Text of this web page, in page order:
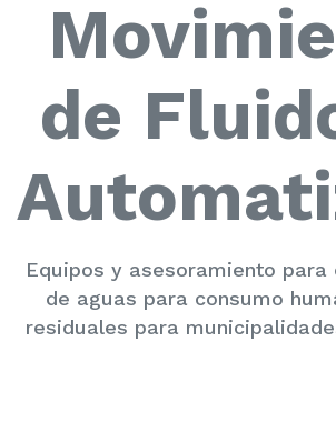
de
Equipos y asesoramiento
de aguas para consumo
residuales para